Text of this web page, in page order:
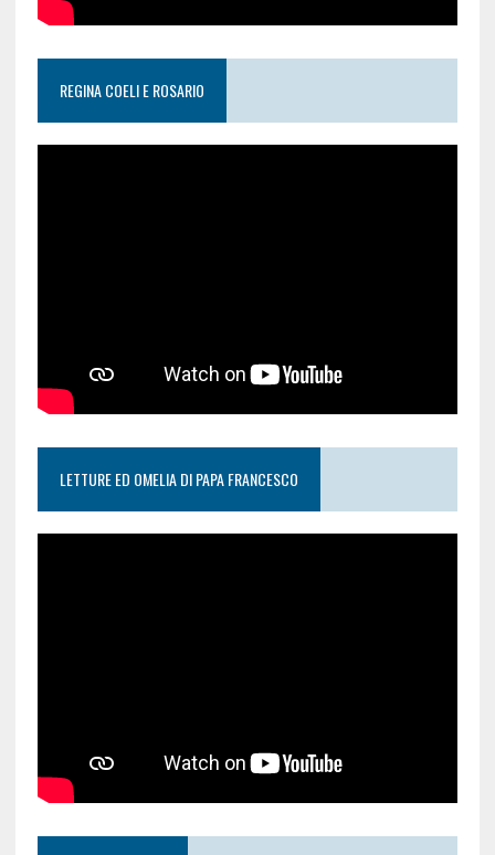
REGINA COELI E ROSARIO
LETTURE ED OMELIA DI PAPA FRANCESCO